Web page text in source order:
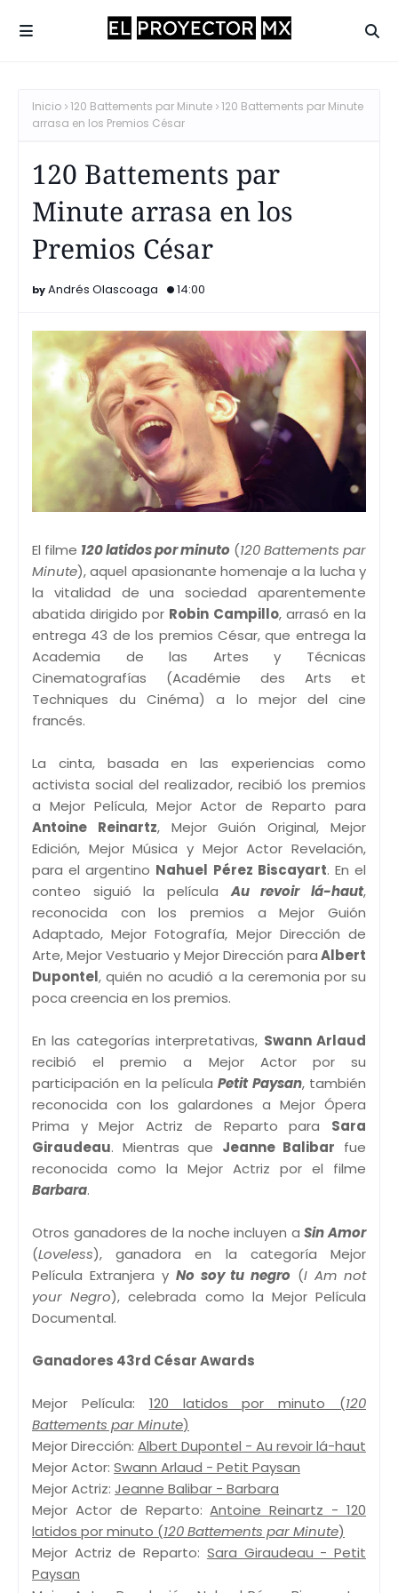
Inicio 120 Battements par Minute 120 Battements par Minute
arrasa en los Premios César
120 Battements par
Minute arrasa en los
Premios César
Andrés Olascoaga 14:00
El filme 120 latidos por minuto (120 Battements par
Minute), aquel apasionante homenaje a la lucha y
la vitalidad de una sociedad aparentemente
abatida dirigido por Robin Campillo, arrasó en la
entrega 43 de los premios César, que entrega la
Academia de las Artes y Técnicas
Cinematografías (Académie des Arts et
Techniques du Cinéma) a lo mejor del cine
francés.
La cinta, basada en las experiencias como
activista social del realizador, recibió los premios
a Mejor Película, Mejor Actor de Reparto para
Antoine Reinartz, Mejor Guión Original, Mejor
Edición, Mejor Música y Mejor Actor Revelación,
para el argentino Nahuel Pérez Biscayart. En el
conteo siguió la películaAu revoir lá-haut,
reconocida con los premios a Mejor Guión
Adaptado, Mejor Fotografía, Mejor Dirección de
Arte, Mejor Vestuario y Mejor Dirección paraAlbert
Dupontel, quién no acudió a la ceremonia por su
poca creencia en los premios.
En las categorías interpretativas, Swann Arlaud
recibió el premio a Mejor Actor por su
participación en la películaPetit Paysan, también
reconocida con los galardones a Mejor Ópera
Prima y Mejor Actriz de Reparto para Sara
Giraudeau. Mientras que Jeanne Balibar fue
reconocida como la Mejor Actriz por el filme
Barbara.
Otros ganadores de la noche incluyen aSin Amor
(Loveless), ganadora en la categoría Mejor
Película Extranjera y No soy tu negro (I Am not
your Negro), celebrada como la Mejor Película
Documental.
Ganadores 43rd César Awards
Mejor Película: 120 latidos por minuto (120
Battements par Minute)
Mejor Dirección: Albert Dupontel - Au revoir lá-haut
Mejor Actor: Swann Arlaud - Petit Paysan
Mejor Actriz: Jeanne Balibar - Barbara
Mejor Actor de Reparto:Antoine Reinartz - 120
latidos por minuto (120 Battements par Minute)
Mejor Actriz de Reparto: Sara Giraudeau - Petit
Paysan